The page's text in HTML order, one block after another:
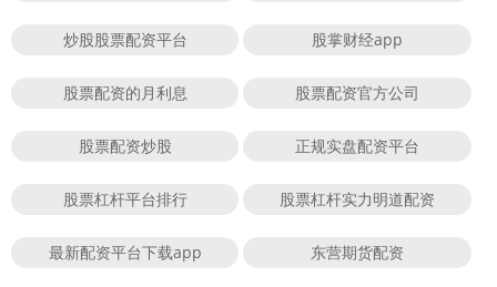
炒股股票配资平台 股掌财经app
股票配资的月利息 股票配资官方公司
股票配资炒股 正规实盘配资平台
股票杠杆平台排行 股票杠杆实力明道配资
最新配资平台下载app 东营期货配资